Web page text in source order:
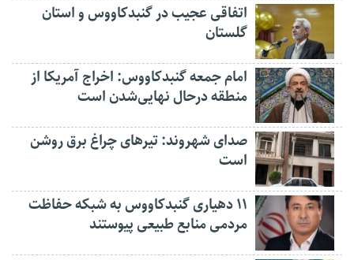
اتفاقی عجیب در‌ گنبدکاووس و استان
گلستان
امام جمعه گنبدکاووس: اخراج آمریکا از
منطقه درحال نهایی‌شدن است
صدای شهروند: تیرهای چراغ برق روشن
است
۱۱ دهیاری گنبدکاووس به شبکه حفاظت
مردمی منابع طبیعی پیوستند